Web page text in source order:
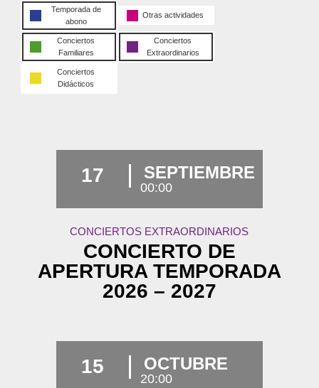
Temporada de
abono
Otras actividades
Conciertos
Familiares
Conciertos
Extraordinarios
Conciertos
Didácticos
17 SEPTIEMBRE
00:00
CONCIERTOS EXTRAORDINARIOS
CONCIERTO DE
APERTURA TEMPORADA
2026 – 2027
15 OCTUBRE
20:00